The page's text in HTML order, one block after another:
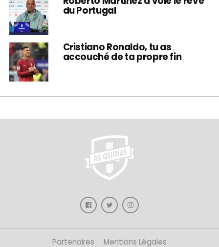
du Portugal
Cristiano Ronaldo, tu as
accouché de ta propre fin
Partenaires Mentions Légales